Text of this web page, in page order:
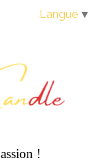
!
Langue ▼